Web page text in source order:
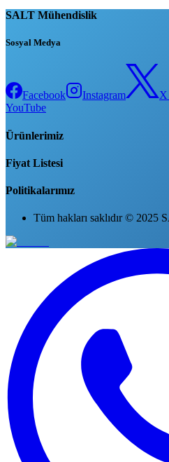
SALT Mühendislik
Sosyal Medya
Facebook Instagram X
YouTube
Ürünlerimiz
Fiyat Listesi
Politikalarımız
Tüm hakları saklıdır © 2025